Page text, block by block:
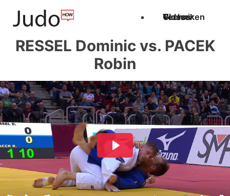
Techniken
Videos
Glossar
RESSEL Dominic vs. PACEK
Robin